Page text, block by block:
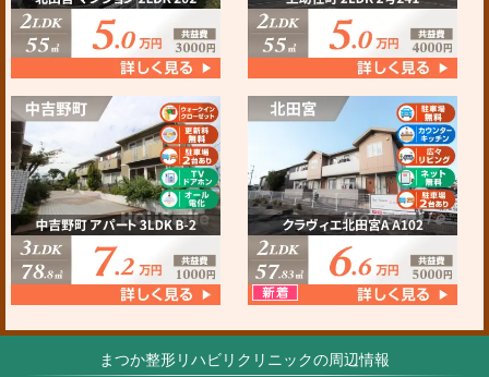
まつか整形リハビリクリニックの周辺情報